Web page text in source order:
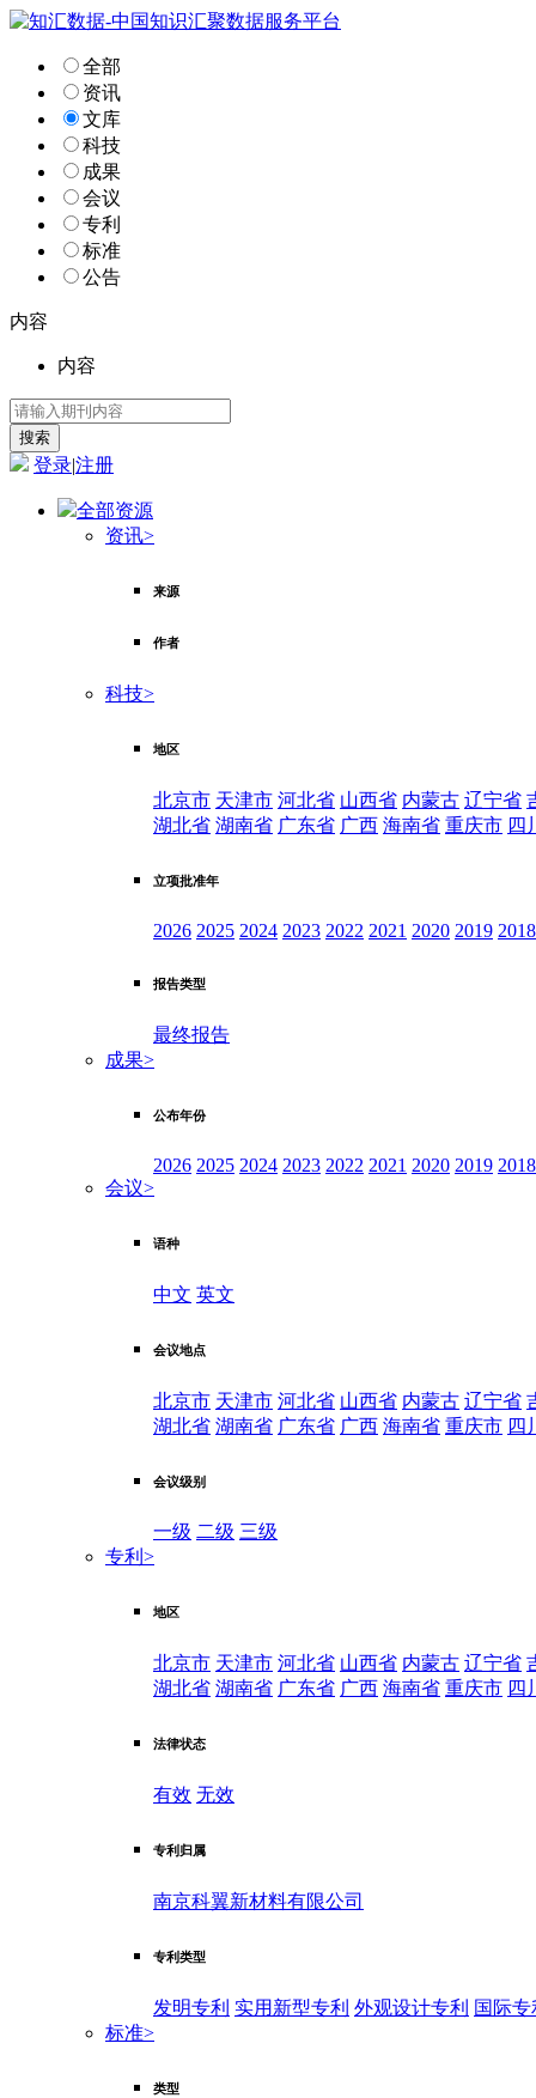
全部
资讯
文库
科技
成果
会议
专利
标准
公告
内容
内容
登录|注册
全部资源
资讯>
来源
作者
科技>
地区
北京市 天津市 河北省 山西省 内蒙古 辽宁省
湖北省 湖南省 广东省 广西 海南省 重庆市 四
立项批准年
2026 2025 2024 2023 2022 2021 2020 2019 2018
报告类型
最终报告
成果>
公布年份
2026 2025 2024 2023 2022 2021 2020 2019 2018
会议>
语种
中文 英文
会议地点
北京市 天津市 河北省 山西省 内蒙古 辽宁省
湖北省 湖南省 广东省 广西 海南省 重庆市 四
会议级别
一级 二级 三级
专利 >
地区
北京市 天津市 河北省 山西省 内蒙古 辽宁省
湖北省 湖南省 广东省 广西 海南省 重庆市 四
法律状态
有效 无效
专利归属
南京科翼新材料有限公司
专利类型
发明专利 实用新型专利 外观设计专利 国际专
标准>
类型